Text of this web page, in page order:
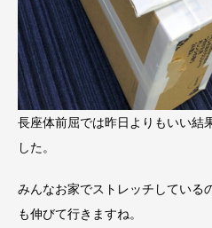
長座体前屈では昨日よりもいい結
した。
みんなお家でストレッチしている
も伸びて行きますね。